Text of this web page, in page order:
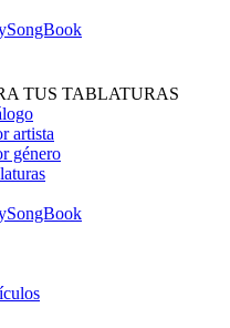
TUS TABLATURAS
artista
género